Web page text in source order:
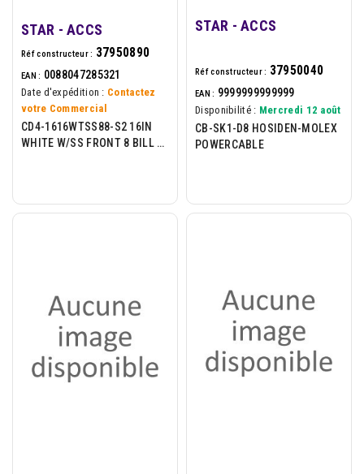
STAR - ACCS
Réf constructeur : 37950890
EAN : 0088047285321
Date d'expédition : Contactez
votre Commercial
CD4-1616WTSS88-S2 16IN
WHITE W/SS FRONT 8 BILL 8
STAR - ACCS
Réf constructeur : 37950040
EAN : 9999999999999
Disponibilité : Mercredi 12 août
CB-SK1-D8 HOSIDEN-MOLEX
POWERCABLE